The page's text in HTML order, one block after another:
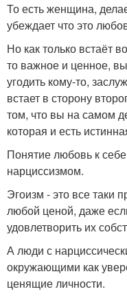
То есть женщина,
убеждает что это
Но как только встаёт
то важное и ценное,
угодить кому-то,
встает в сторону
том, что вы на самом
которая и есть
Понятие любовь к
нарциссизмом.
Эгоизм - это все таки
любой ценой, даже
удовлетворить их
А люди с
окружающими как
ценящие личности.